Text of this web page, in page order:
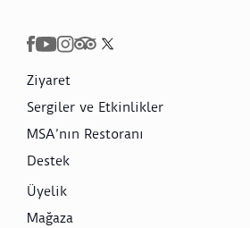
Ziyaret
Sergiler ve Etkinlikler
MSA’nın Restoranı
Destek
Üyelik
Mağaza